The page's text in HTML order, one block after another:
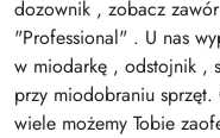
dozownik , zobacz
"Professional" . U nas
w miodarkę , odstojnik ,
przy miodobraniu
wiele możemy Tobie